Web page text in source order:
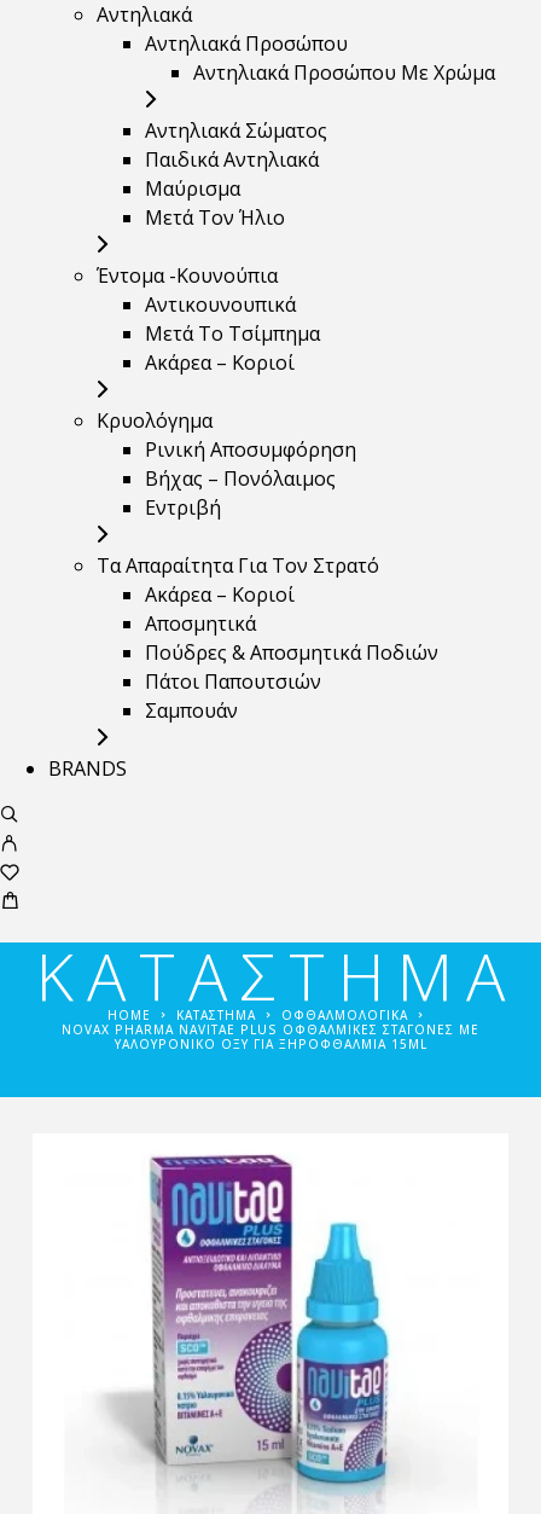
Αντηλιακά
Αντηλιακά Προσώπου
Αντηλιακά Προσώπου Με Χρώμα
Αντηλιακά Σώματος
Παιδικά Αντηλιακά
Μαύρισμα
Mετά Τον Ήλιο
Έντομα -Κουνούπια
Αντικουνουπικά
Μετά Το Τσίμπημα
Ακάρεα – Κοριοί
Κρυολόγημα
Ρινική Αποσυμφόρηση
Βήχας – Πονόλαιμος
Εντριβή
Τα Απαραίτητα Για Τον Στρατό
Ακάρεα – Κοριοί
Αποσμητικά
Πούδρες & Αποσμητικά Ποδιών
Πάτοι Παπουτσιών
Σαμπουάν
BRANDS
ΚΑΤΑΣΤΗΜΑ
HOME ΚΑΤΑΣΤΗΜΑ
ΟΦΘΑΛΜΟΛΟΓΙΚΆ
NOVAX PHARMA NAVITAE PLUS ΟΦΘΑΛΜΙΚΈΣ ΣΤΑΓΌΝΕΣ ΜΕ
ΥΑΛΟΥΡΟΝΙΚΌ ΟΞΎ ΓΙΑ ΞΗΡΟΦΘΑΛΜΊΑ 15ML